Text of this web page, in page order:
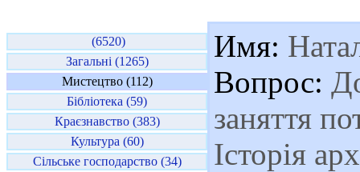
(6520)
Загальні (1265)
Мистецтво (112)
Бібліотека (59)
Краєзнавство (383)
Культура (60)
Сільське господарство (34)
Имя:
Вопрос:
заняття
Історія